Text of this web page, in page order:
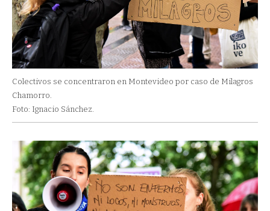
Colectivos se concentraron en Montevideo por caso de Milagros
Chamorro.
Foto: Ignacio Sánchez.